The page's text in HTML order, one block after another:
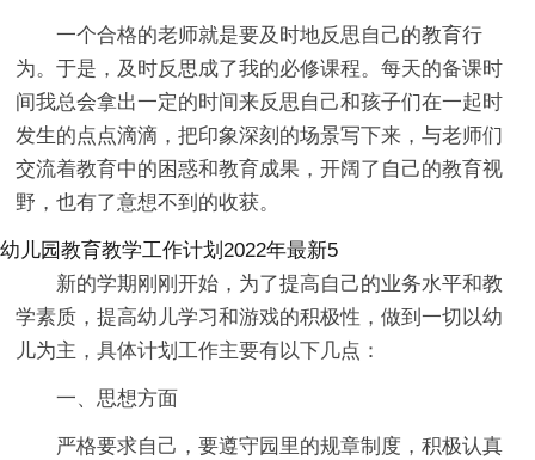
一个合格的老师就是要及时地反思自己的教育行
为。于是，及时反思成了我的必修课程。每天的备课时
间我总会拿出一定的时间来反思自己和孩子们在一起时
发生的点点滴滴，把印象深刻的场景写下来，与老师们
交流着教育中的困惑和教育成果，开阔了自己的教育视
野，也有了意想不到的收获。
幼儿园教育教学工作计划2022年最新5
新的学期刚刚开始，为了提高自己的业务水平和教
学素质，提高幼儿学习和游戏的积极性，做到一切以幼
儿为主，具体计划工作主要有以下几点：
一、思想方面
严格要求自己，要遵守园里的规章制度，积极认真